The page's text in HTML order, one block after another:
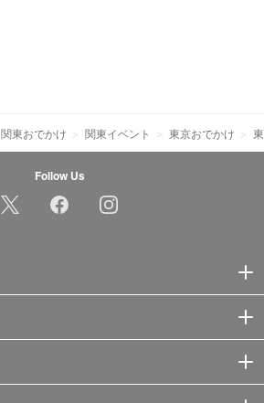
関東おでかけ 関東イベント 東京おでかけ
Follow Us